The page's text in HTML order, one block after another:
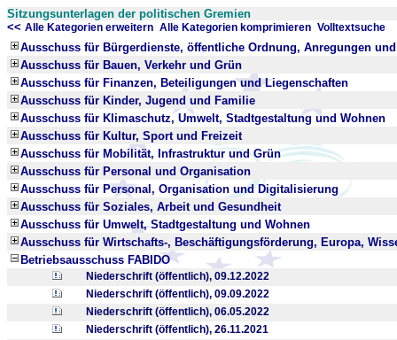
Sitzungsunterlagen der politischen Gremien
<< Alle Kategorien erweitern Alle Kategorien komprimieren Volltextsuche
Ausschuss für Bürgerdienste, öffentliche Ordnung, Anregungen
Ausschuss für Bauen, Verkehr und Grün
Ausschuss für Finanzen, Beteiligungen und Liegenschaften
Ausschuss für Kinder, Jugend und Familie
Ausschuss für Klimaschutz, Umwelt, Stadtgestaltung und Wohnen
Ausschuss für Kultur, Sport und Freizeit
Ausschuss für Mobilität, Infrastruktur und Grün
Ausschuss für Personal und Organisation
Ausschuss für Personal, Organisation und Digitalisierung
Ausschuss für Soziales, Arbeit und Gesundheit
Ausschuss für Umwelt, Stadtgestaltung und Wohnen
Ausschuss für Wirtschafts-, Beschäftigungsförderung, Europa,
Betriebsausschuss FABIDO
Niederschrift (öffentlich), 09.12.2022
Niederschrift (öffentlich), 09.09.2022
Niederschrift (öffentlich), 06.05.2022
Niederschrift (öffentlich), 26.11.2021